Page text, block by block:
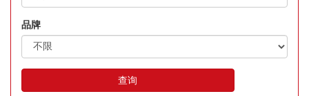
品牌
查询